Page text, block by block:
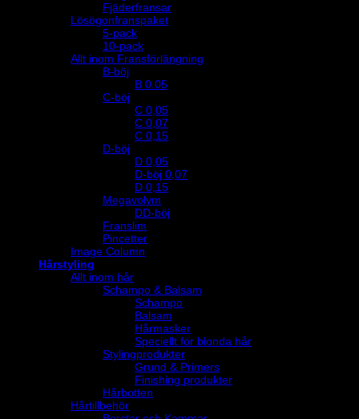
Fjäderfransar
Lösögonfranspaket
5-pack
10-pack
Allt inom Fransförlängning
B-böj
B 0.05
C-böj
C 0,05
C 0,07
C 0,15
D-böj
D 0,05
D-böj 0,07
D 0,15
Megavolym
DD-böj
Franslim
Pincetter
Image Column
Hårstyling
Allt inom hår
Schampo & Balsam
Schampo
Balsam
Hårmasker
Speciellt för blonda hår
Stylingprodukter
Grund & Primers
Finishing produkter
Hårbotten
Hårtillbehör